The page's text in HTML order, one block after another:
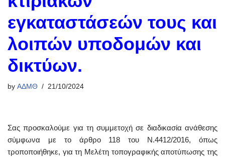
εγκαταστάσεών τους και
λοιπών υποδομών και
δικτύων.
by ΑΔΜΘ 21/10/2024
Σας προσκαλούμε για τη συμμετοχή σε διαδικασία ανάθεσης
σύμφωνα με το άρθρο 118 του Ν.4412/2016, όπως
τροποποιήθηκε, για τη Μελέτη τοπογραφικής αποτύπωσης της